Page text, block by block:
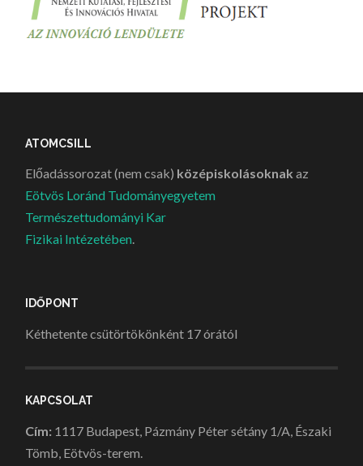
ATOMCSILL
Előadássorozat (nem csak) középiskolásoknak az
Eötvös Loránd Tudományegyetem
Természettudományi Kar
Fizikai Intézetében.
IDŐPONT
Kéthetente csütörtökönként 17 órától
KAPCSOLAT
Cím: 1117 Budapest, Pázmány Péter sétány 1/A, Északi
Tömb, Eötvös-terem.